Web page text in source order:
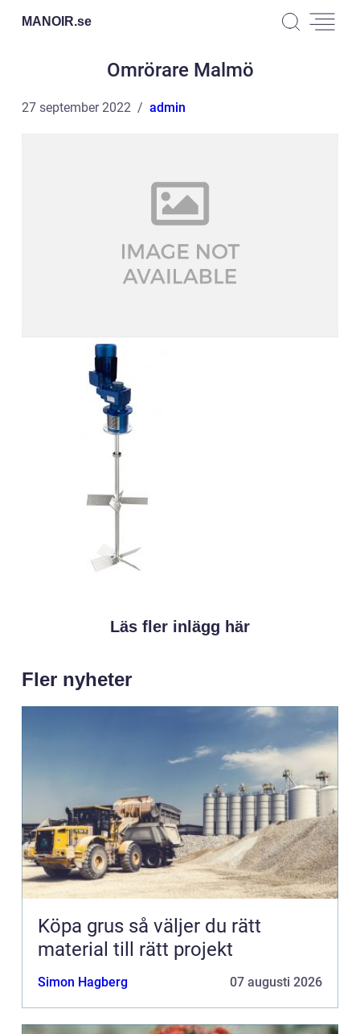
MANOIR.se
Omrörare Malmö
27 september 2022 admin
Läs fler inlägg här
Fler nyheter
Köpa grus så väljer du rätt
material till rätt projekt
Simon Hagberg 07 augusti 2026